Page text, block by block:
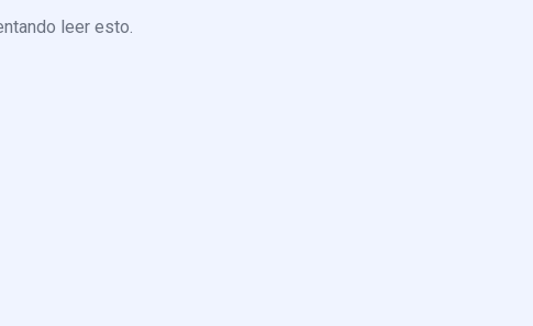
leer esto.